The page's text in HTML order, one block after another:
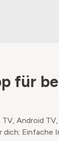
für
Android
Einfache